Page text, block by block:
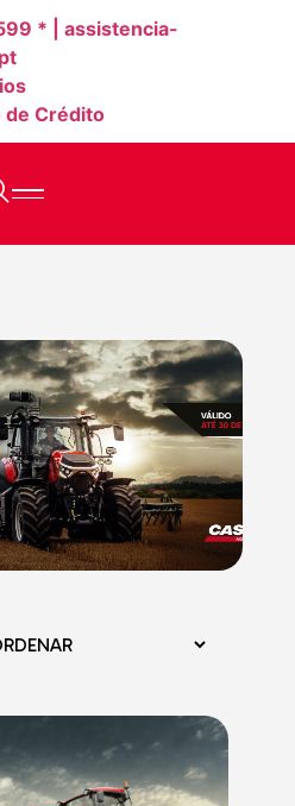
* | assistencia-
de Crédito
Case IH